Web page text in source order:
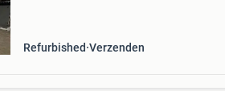
Refurbished Verzenden